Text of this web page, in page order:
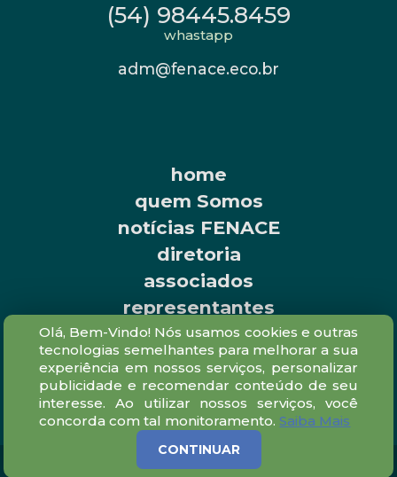
home
quem Somos
notícias FENACE
diretoria
associados
representantes
contato
(54) 98445.8459
whastapp
adm@fenace.eco.br
Todos os direitos reservados® 2022
Olá, Bem-Vindo! Nós usamos cookies e outras
tecnologias semelhantes para melhorar a sua
experiência em nossos serviços, personalizar
publicidade e recomendar conteúdo de seu
interesse. Ao utilizar nossos serviços, você
concorda com tal monitoramento.Saiba Mais
CONTINUAR